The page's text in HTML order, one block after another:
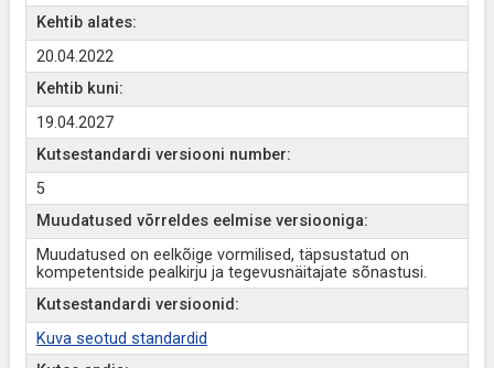
Kehtib alates:
20.04.2022
Kehtib kuni:
19.04.2027
Kutsestandardi versiooni number:
5
Muudatused võrreldes eelmise versiooniga:
Muudatused on eelkõige vormilised, täpsustatud on
kompetentside pealkirju ja tegevusnäitajate sõnastusi.
Kutsestandardi versioonid:
Kuva seotud standardid